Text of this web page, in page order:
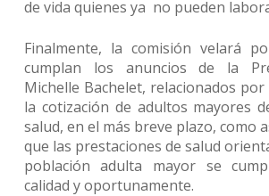
de vida quienes ya no pueden
Finalmente, la comisión velará
cumplan los anuncios de la
Michelle Bachelet, relacionados
la cotización de adultos mayores
salud, en el más breve plazo, como
que las prestaciones de salud
población adulta mayor se
calidad y oportunamente.